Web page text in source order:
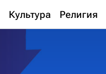
Культура Религия